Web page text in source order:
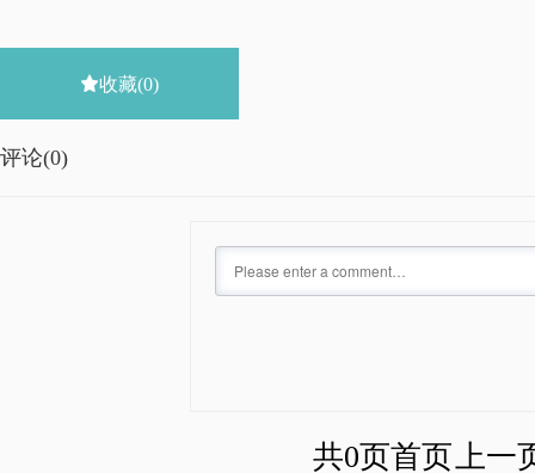
收藏(0)
评论(0)
共0页首页上一